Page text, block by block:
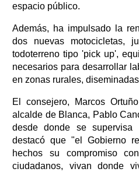
espacio público.
Además, ha impulsado la
dos nuevas motocicletas,
todoterreno tipo 'pick up',
necesarios para desarrollar
en zonas rurales,
El consejero, Marcos
alcalde de Blanca, Pablo
desde donde se supervisa
destacó que "el Gobierno
hechos su compromiso
ciudadanos, vivan donde